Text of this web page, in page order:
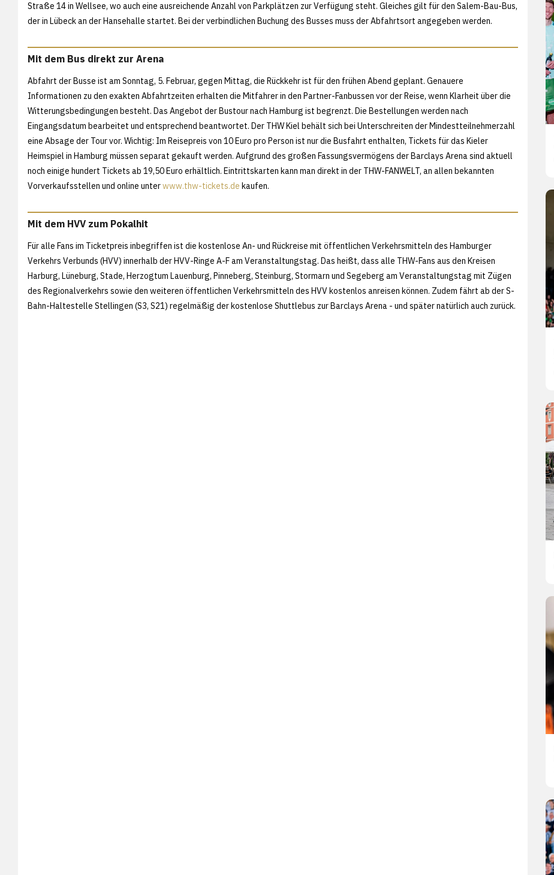
Straße 14 in Wellsee, wo auch eine ausreichende Anzahl von Parkplätzen zur Verfügung steht. Gleiches gilt für den Salem-Bau-Bus,
der in Lübeck an der Hansehalle startet. Bei der verbindlichen Buchung des Busses muss der Abfahrtsort angegeben werden.
Mit dem Bus direkt zur Arena
Abfahrt der Busse ist am Sonntag, 5. Februar, gegen Mittag, die Rückkehr ist für den frühen Abend geplant. Genauere
Informationen zu den exakten Abfahrtzeiten erhalten die Mitfahrer in den Partner-Fanbussen vor der Reise, wenn Klarheit über die
Witterungsbedingungen besteht. Das Angebot der Bustour nach Hamburg ist begrenzt. Die Bestellungen werden nach
Eingangsdatum bearbeitet und entsprechend beantwortet. Der THW Kiel behält sich bei Unterschreiten der Mindestteilnehmerzahl
eine Absage der Tour vor. Wichtig: Im Reisepreis von 10 Euro pro Person ist nur die Busfahrt enthalten, Tickets für das Kieler
Heimspiel in Hamburg müssen separat gekauft werden. Aufgrund des großen Fassungsvermögens der Barclays Arena sind aktuell
noch einige hundert Tickets ab 19,50 Euro erhältlich. Eintrittskarten kann man direkt in der THW-FANWELT, an allen bekannten
Vorverkaufsstellen und online unterwww.thw-tickets.de kaufen.
Mit dem HVV zum Pokalhit
Für alle Fans im Ticketpreis inbegriffen ist die kostenlose An- und Rückreise mit öffentlichen Verkehrsmitteln des Hamburger
Verkehrs Verbunds (HVV) innerhalb der HVV-Ringe A-F am Veranstaltungstag. Das heißt, dass alle THW-Fans aus den Kreisen
Harburg, Lüneburg, Stade, Herzogtum Lauenburg, Pinneberg, Steinburg, Stormarn und Segeberg am Veranstaltungstag mit Zügen
des Regionalverkehrs sowie den weiteren öffentlichen Verkehrsmitteln des HVV kostenlos anreisen können. Zudem fährt ab der S-
Bahn-Haltestelle Stellingen (S3, S21) regelmäßig der kostenlose Shuttlebus zur Barclays Arena - und später natürlich auch zurück.